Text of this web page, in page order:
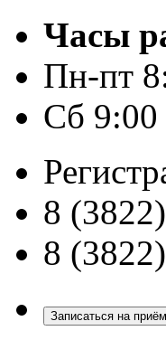
Часы
Пн-пт
Сб 9:00
8
8